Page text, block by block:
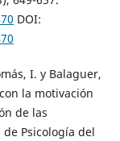
DOI:
I. y Balaguer,
la motivación
de las
Psicología del